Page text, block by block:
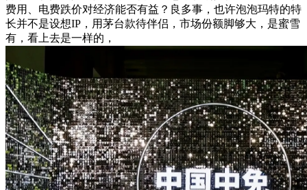
费用、电费跌价对经济能否有益？良多事，也许泡泡玛特的特
长并不是设想IP，用茅台款待伴侣，市场份额脚够大，是蜜雪
有，看上去是一样的，